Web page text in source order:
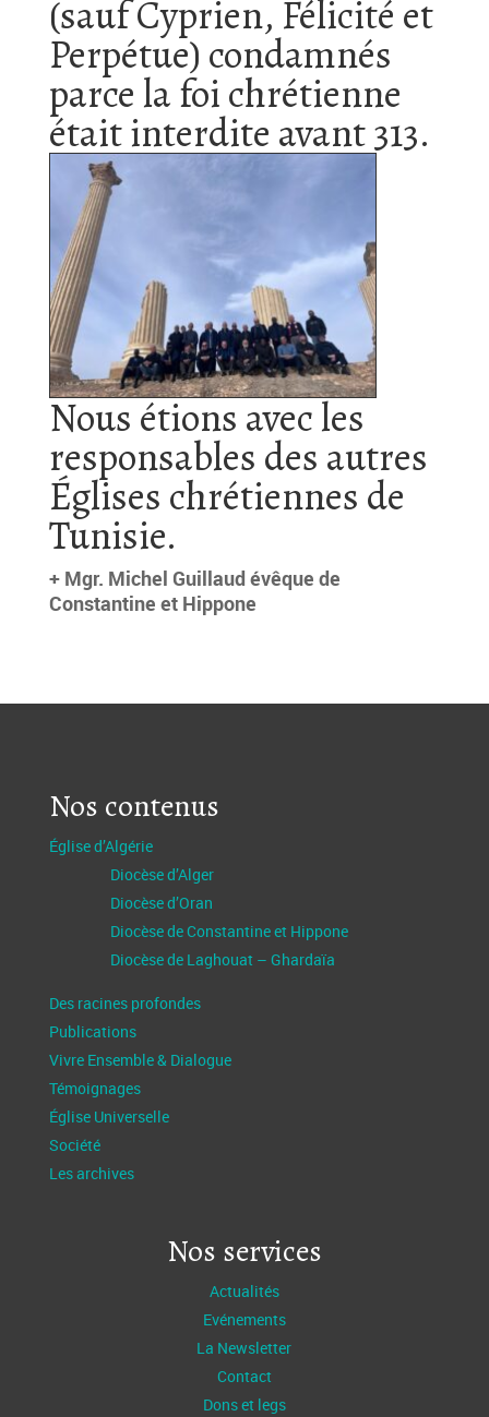
(sauf Cyprien, Félicité et
Perpétue) condamnés
parce la foi chrétienne
était interdite avant 313.
Nous étions avec les
responsables des autres
Églises chrétiennes de
Tunisie.
+ Mgr. Michel Guillaud évêque de
Constantine et Hippone
Nos contenus
Église d’Algérie
Diocèse d’Alger
Diocèse d’Oran
Diocèse de Constantine et Hippone
Diocèse de Laghouat – Ghardaïa
Des racines profondes
Publications
Vivre Ensemble & Dialogue
Témoignages
Église Universelle
Société
Les archives
Nos services
Actualités
Evénements
La Newsletter
Contact
Dons et legs